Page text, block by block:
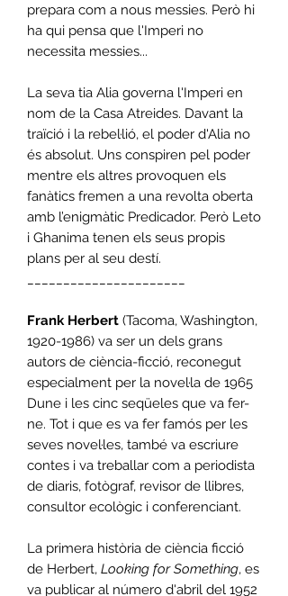
prepara com a nous messies. Però hi
ha qui pensa que l'Imperi no
necessita messies...
La seva tia Alia governa l'Imperi en
nom de la Casa Atreides. Davant la
traïció i la rebel·lió, el poder d'Alia no
és absolut. Uns conspiren pel poder
mentre els altres provoquen els
fanàtics fremen a una revolta oberta
amb l’enigmàtic Predicador. Però Leto
i Ghanima tenen els seus propis
plans per al seu destí.
Frank Herbert (Tacoma, Washington,
1920-1986) va ser un dels grans
autors de ciència-ficció, reconegut
especialment per la novel·la de 1965
Dune i les cinc seqüeles que va fer-
ne. Tot i que es va fer famós per les
seves novel·les, també va escriure
contes i va treballar com a periodista
de diaris, fotògraf, revisor de llibres,
consultor ecològic i conferenciant.
La primera història de ciència ficció
de Herbert, Looking for Something, es
va publicar al número d'abril del 1952